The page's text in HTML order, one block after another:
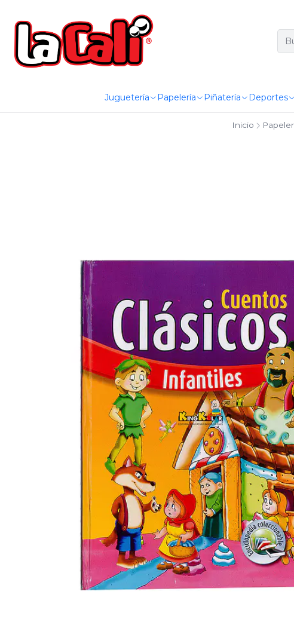
Juguetería Papelería Piñatería Deportes
Inicio